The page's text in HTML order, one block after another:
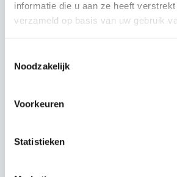
informatie die u aan ze heeft
verzameld op basis van uw gebruik
Noodzakelijk
Voorkeuren
Statistieken
OMSCHRIJVING